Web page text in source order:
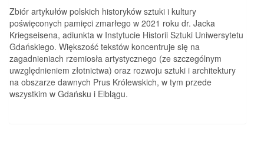
Zbiór artykułów polskich historyków sztuki i kultury
poświęconych pamięci zmarłego w 2021 roku dr. Jacka
Kriegseisena, adiunkta w Instytucie Historii Sztuki Uniwersytetu
Gdańskiego. Większość tekstów koncentruje się na
zagadnieniach rzemiosła artystycznego (ze szczególnym
uwzględnieniem złotnictwa) oraz rozwoju sztuki i architektury
na obszarze dawnych Prus Królewskich, w tym przede
wszystkim w Gdańsku i Elblągu.